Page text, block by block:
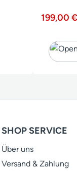
199,00
SHOP SERVICE
Über uns
Versand & Zahlung